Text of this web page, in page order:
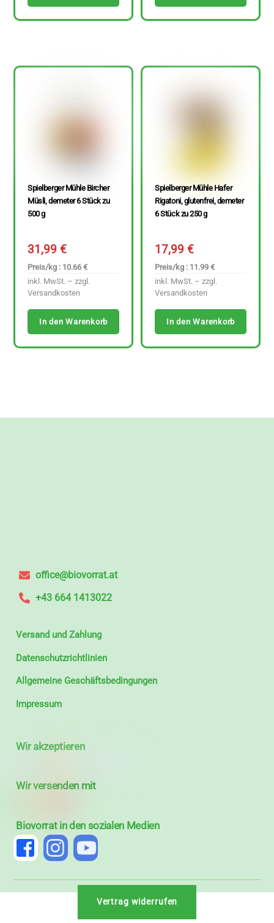
Spielberger Mühle Bircher
Müsli, demeter 6 Stück zu
500 g
31,99€
Preis/kg : 10.66 €
inkl. MwSt. – zzgl.
Versandkosten
In den Warenkorb
Spielberger Mühle Hafer
Rigatoni, glutenfrei, demeter
6 Stück zu 250 g
17,99€
Preis/kg : 11.99 €
inkl. MwSt. – zzgl.
Versandkosten
In den Warenkorb
office@biovorrat.at
+43 664 1413022
Versand und Zahlung
Datenschutzrichtlinien
Allgemeine Geschäftsbedingungen
Impressum
Wir akzeptieren
Wir versenden mit
Biovorrat in den sozialen Medien
Vertrag widerrufen